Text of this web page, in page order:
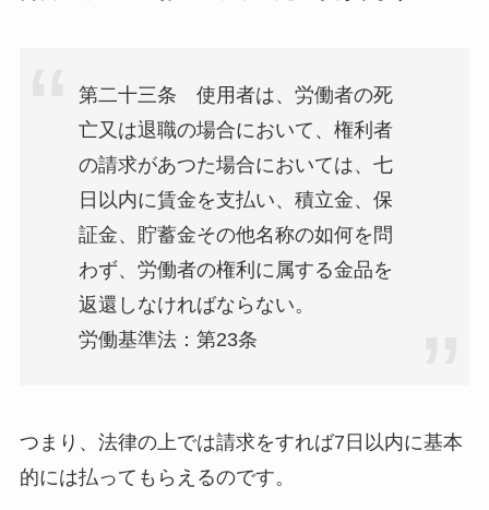
第二十三条 使用者は、労働者の死
亡又は退職の場合において、権利者
の請求があつた場合においては、七
日以内に賃金を支払い、積立金、保
証金、貯蓄金その他名称の如何を問
わず、労働者の権利に属する金品を
返還しなければならない。
労働基準法：第23条
つまり、法律の上では請求をすれば7日以内に基本
的には払ってもらえるのです。